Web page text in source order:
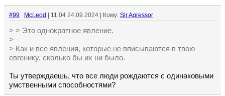
#99 McLeod | 11:04 24.09.2024 | Кому: Sir Agressor
> > Это однократное явление.
>
> Как и все явления, которые не вписываются в твою
евгенику, сколько бы их ни было.
Ты утверждаешь, что все люди рождаются с одинаковыми
умственными способностями?